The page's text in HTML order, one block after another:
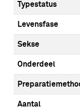
Typestatus
Levensfase
Sekse
Onderdeel
Aantal